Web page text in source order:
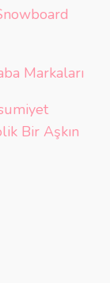
Markaları
Bir Aşkın